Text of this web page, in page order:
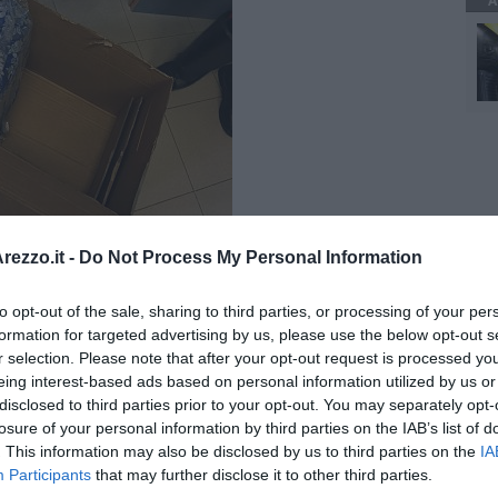
- Do Not Process My Personal Information
opt-out of the sale, sharing to third parties, or processing of your
for targeted advertising by us, please use the below opt-out
selection. Please note that after your opt-out request is processed
interest-based ads based on personal information utilized by us
to third parties prior to your opt-out. You may separately
of your personal information by third parties on the IAB’s list of
This information may also be disclosed by us to third parties on the
Participants that may further disclose it to other third parties.
domiciliare nelle abitazioni dei due dove sono stati
alcune dosi di cocaina e materiale per il taglio delle
10 chili di marijuana ed alcuni grammi di polvere
che avrebbe potuto fruttare, sulle piazze cittadine di
più alta la soglia di attenzione dei militari dell’Armaa
così grave allarme sociale e che, peraltro, costituiscono una
criminali.L’espediente del pacco inviato tramite
il rischio di controllidurante il tragitto fino al destinatario.